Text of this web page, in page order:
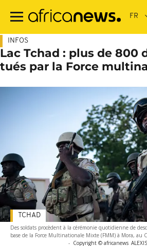
contenu
INFOS
Lac Tchad : plus de 800
tués par la Force
Des soldats procèdent à la cérémonie quotidienne de
base de la Force Multinationale Mixte (FMM) à Mora, au
- Copyright © africanews
TCHAD